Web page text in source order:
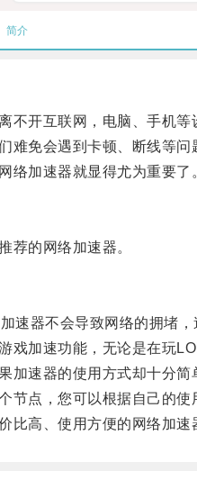
简介
开互联网，电脑、手机等
免会遇到卡顿、断线等问
加速器就显得尤为重要了
的网络加速器。
器不会导致网络的拥堵，
加速功能，无论是在玩
速器的使用方式却十分简
点，您可以根据自己的使
高、使用方便的网络加速